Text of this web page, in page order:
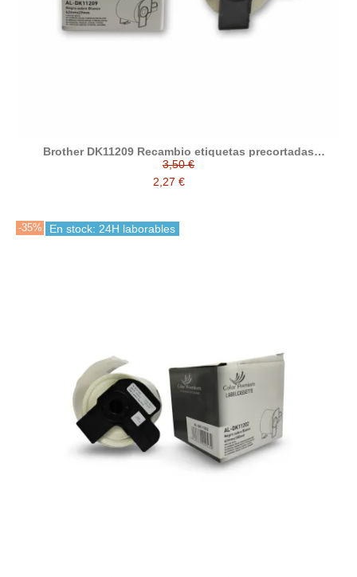
Brother DK11209 Recambio etiquetas precortadas
compatibles 62 mm x 29 mm
3,50 €
2,27 €
-35% En stock: 24H laborables